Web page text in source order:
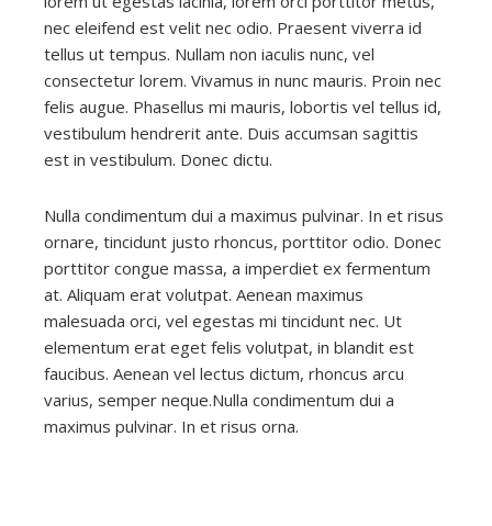
nec eleifend est velit nec odio. Praesent viverra id
tellus ut tempus. Nullam non iaculis nunc, vel
consectetur lorem. Vivamus in nunc mauris. Proin nec
felis augue. Phasellus mi mauris, lobortis vel tellus id,
vestibulum hendrerit ante. Duis accumsan sagittis
est in vestibulum. Donec dictu.
Nulla condimentum dui a maximus pulvinar. In et risus
ornare, tincidunt justo rhoncus, porttitor odio. Donec
porttitor congue massa, a imperdiet ex fermentum
at. Aliquam erat volutpat. Aenean maximus
malesuada orci, vel egestas mi tincidunt nec. Ut
elementum erat eget felis volutpat, in blandit est
faucibus. Aenean vel lectus dictum, rhoncus arcu
varius, semper neque.Nulla condimentum dui a
maximus pulvinar. In et risus orna.